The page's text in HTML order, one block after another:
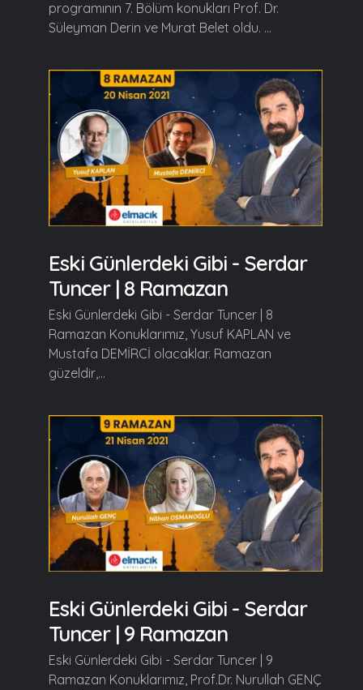
programının 7. Bölüm konukları Prof. Dr.
Süleyman Derin ve Murat Belet oldu. ...
Eski Günlerdeki Gibi - Serdar
Tuncer | 8 Ramazan
Eski Günlerdeki Gibi - Serdar Tuncer | 8
Ramazan Konuklarımız, Yusuf KAPLAN ve
Mustafa DEMİRCİ olacaklar. Ramazan
güzeldir,...
Eski Günlerdeki Gibi - Serdar
Tuncer | 9 Ramazan
Eski Günlerdeki Gibi - Serdar Tuncer | 9
Ramazan Konuklarımız, Prof.Dr. Nurullah GENÇ